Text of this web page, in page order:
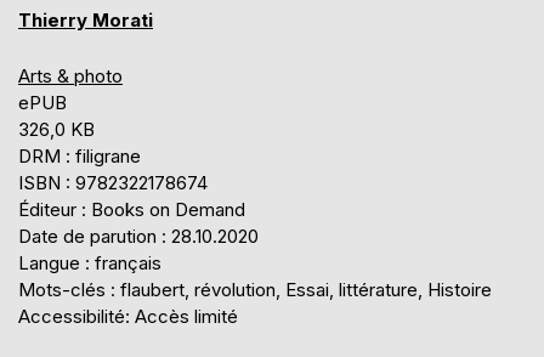
Thierry Morati
Arts & photo
ePUB
326,0 KB
DRM : filigrane
ISBN : 9782322178674
Éditeur : Books on Demand
Date de parution : 28.10.2020
Langue : français
Mots-clés : flaubert, révolution, Essai, littérature, Histoire
Accessibilité: Accès limité